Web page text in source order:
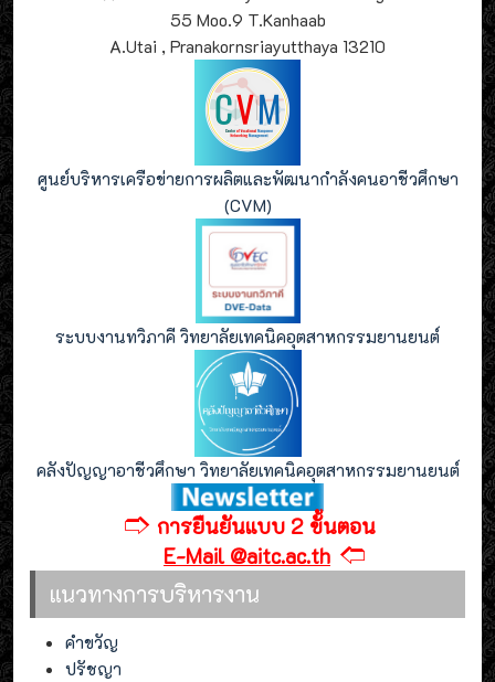
55 Moo.9 T.Kanhaab
A.Utai , Pranakornsriayutthaya 13210
ศูนย์บริหารเครือข่ายการผลิตและพัฒนากำลังคนอาชีวศึกษา
(CVM)
ระบบงานทวิภาคี วิทยาลัยเทคนิคอุตสาหกรรมยานยนต์
คลังปัญญาอาชีวศึกษา วิทยาลัยเทคนิคอุตสาหกรรมยานยนต์
🢣 การยืนยันแบบ 2 ขั้นตอน
E-Mail @aitc.ac.th 🢢
แนวทางการบริหารงาน
คำขวัญ
ปรัชญา